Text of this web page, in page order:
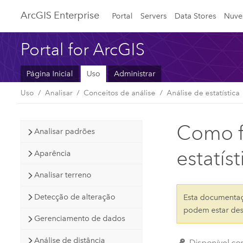
ArcGIS Enterprise Portal Servers Data Stores
Portal for ArcGIS
Página Inicial Uso Administrar
Uso Analisar Conceitos de análise Análise de estatística
Analisar padrões
Aparência
Analisar terreno
Detecção de alteração
Gerenciamento de dados
Análise de distância
Como
Esta
podem estar